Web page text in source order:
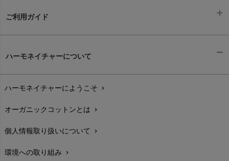
ご利用ガイド
配送と送料chevron_right
在庫状況と発送予定chevron_right
サイズ・寸法chevron_right
生地・素材chevron_right
ハーモネイチャーについて
ハーモネイチャーにようこそ chevron_right
オーガニックコットンとは chevron_right
個人情報取り扱いについて chevron_right
環境への取り組み chevron_right